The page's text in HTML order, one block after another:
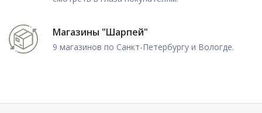
Магазины "Шарпей"
9 магазинов по Санкт-Петербургу и Вологде.